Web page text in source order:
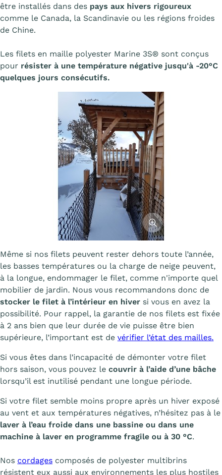
être installés dans des pays aux hivers rigoureux
comme le Canada, la Scandinavie ou les régions froides
de Chine.
Les filets en maille polyester Marine 3S® sont conçus
pour résister à une température négative jusqu'à -20°C
quelques jours consécutifs.
Afficher l'image
Même si nos filets peuvent rester dehors toute l’année,
les basses températures ou la charge de neige peuvent,
à la longue, endommager le filet, comme n'importe quel
mobilier de jardin. Nous vous recommandons donc de
stocker le filet à l’intérieur en hiver si vous en avez la
possibilité. Pour rappel, la garantie de nos filets est fixée
à 2 ans bien que leur durée de vie puisse être bien
supérieure, l’important est de vérifier l’état des mailles.
Si vous êtes dans l’incapacité de démonter votre filet
hors saison, vous pouvez le couvrir à l’aide d’une bâche
lorsqu’il est inutilisé pendant une longue période.
Si votre filet semble moins propre après un hiver exposé
au vent et aux températures négatives, n’hésitez pas à le
laver à l’eau froide dans une bassine ou dans une
machine à laver en programme fragile ou à 30 °C.
Nos cordages composés de polyester multibrins
résistent eux aussi aux environnements les plus hostiles